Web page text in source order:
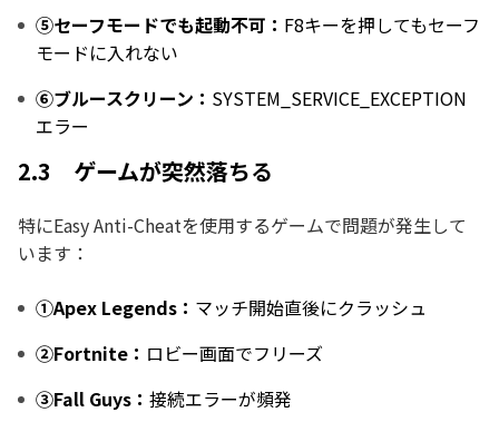
⑤セーフモードでも起動不可： F8キーを押してもセーフ
モードに入れない
⑥ブルースクリーン： SYSTEM_SERVICE_EXCEPTION
エラー
2.3 ゲームが突然落ちる
特にEasy Anti-Cheatを使用するゲームで問題が発生して
います：
①Apex Legends： マッチ開始直後にクラッシュ
②Fortnite： ロビー画面でフリーズ
③Fall Guys： 接続エラーが頻発